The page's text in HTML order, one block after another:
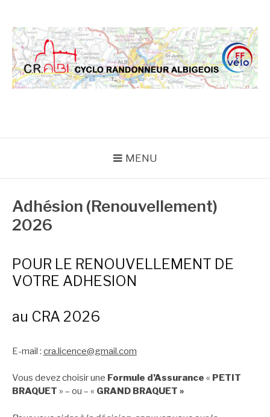
contenu
MENU
Adhésion (Renouvellement)
2026
POUR LE RENOUVELLEMENT DE
VOTRE ADHESION
au CRA 2026
E-mail : cra.licence@gmail.com
Vous devez choisir une Formule d’Assurance « PETIT
BRAQUET » – ou – « GRAND BRAQUET »